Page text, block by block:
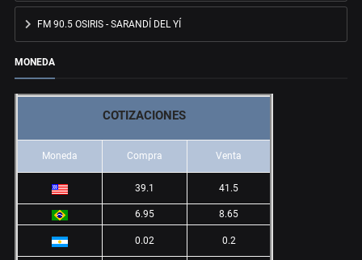
FM 90.5 OSIRIS - SARANDÍ DEL YÍ
MONEDA
COTIZACIONES
Moneda Compra Venta
39.1 41.5
6.95 8.65
0.02 0.2